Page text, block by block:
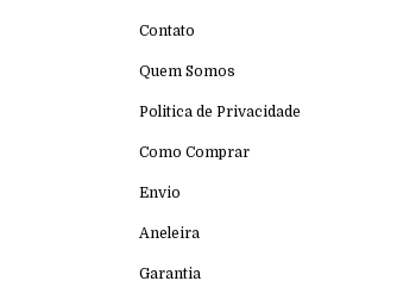
Contato
Quem Somos
Politica de Privacidade
Como Comprar
Envio
Aneleira
Garantia